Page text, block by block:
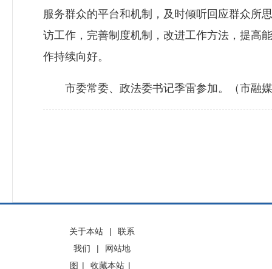
服务群众的平台和机制，及时倾听回应群众所
访工作，完善制度机制，改进工作方法，提高
作持续向好。
市委常委、政法委书记季雷参加。（市融媒
关于本站 |
联系
我们
|
网站地
图 | 收藏本站 |